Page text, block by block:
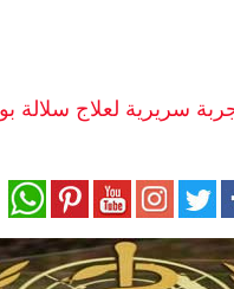
سريرية لعلاج سلالة